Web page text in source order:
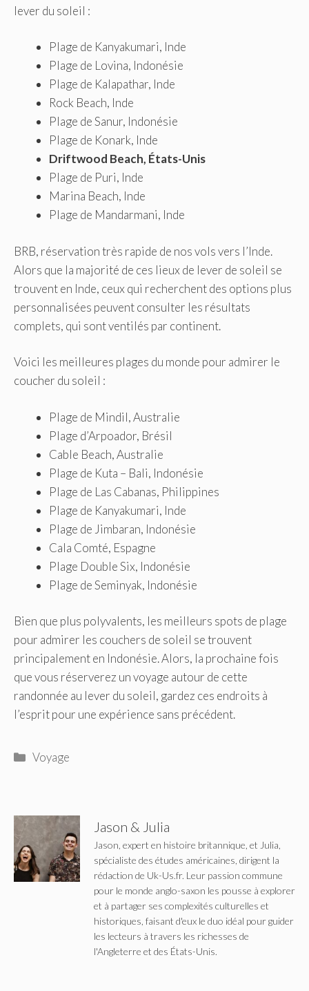
lever du soleil :
Plage de Kanyakumari, Inde
Plage de Lovina, Indonésie
Plage de Kalapathar, Inde
Rock Beach, Inde
Plage de Sanur, Indonésie
Plage de Konark, Inde
Driftwood Beach, États-Unis
Plage de Puri, Inde
Marina Beach, Inde
Plage de Mandarmani, Inde
BRB, réservation très rapide de nos vols vers l’Inde.
Alors que la majorité de ces lieux de lever de soleil se
trouvent en Inde, ceux qui recherchent des options plus
personnalisées peuvent consulter les résultats
complets, qui sont ventilés par continent.
Voici les meilleures plages du monde pour admirer le
coucher du soleil :
Plage de Mindil, Australie
Plage d’Arpoador, Brésil
Cable Beach, Australie
Plage de Kuta – Bali, Indonésie
Plage de Las Cabanas, Philippines
Plage de Kanyakumari, Inde
Plage de Jimbaran, Indonésie
Cala Comté, Espagne
Plage Double Six, Indonésie
Plage de Seminyak, Indonésie
Bien que plus polyvalents, les meilleurs spots de plage
pour admirer les couchers de soleil se trouvent
principalement en Indonésie. Alors, la prochaine fois
que vous réserverez un voyage autour de cette
randonnée au lever du soleil, gardez ces endroits à
l’esprit pour une expérience sans précédent.
Catégories
Voyage
Jason & Julia
Jason, expert en histoire britannique, et Julia,
spécialiste des études américaines, dirigent la
rédaction de Uk-Us.fr. Leur passion commune
pour le monde anglo-saxon les pousse à explorer
et à partager ses complexités culturelles et
historiques, faisant d'eux le duo idéal pour guider
les lecteurs à travers les richesses de
l'Angleterre et des États-Unis.